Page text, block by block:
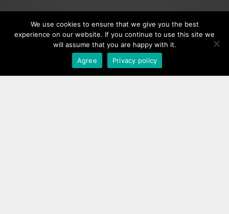
Εταιρεία
Όροι Χρήσης
GTPR
We use cookies to ensure that we give you the best
experience on our website. If you continue to use this site we
will assume that you are happy with it.
Agree
Privacy policy
Viber